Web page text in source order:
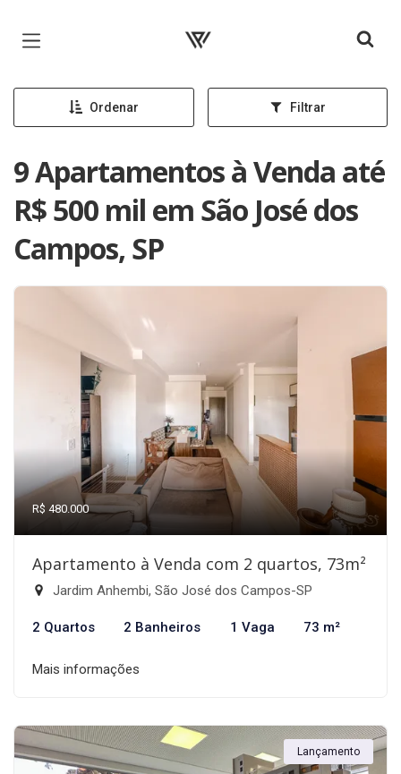
Página inicial
Ordenar Filtrar
9 Apartamentos à Venda até
R$ 500 mil em São José dos
Campos, SP
R$ 480.000
Apartamento à Venda com 2 quartos, 73m²
Jardim Anhembi, São José dos Campos-SP
2 Quartos 2 Banheiros 1 Vaga 73 m²
Mais informações
Lançamento